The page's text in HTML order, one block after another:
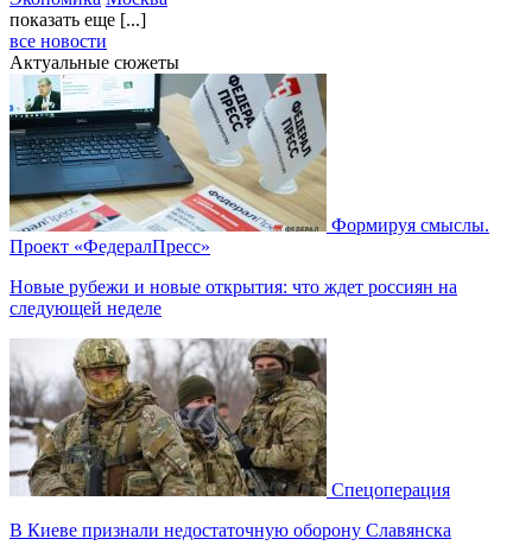
показать еще [...]
все новости
Актуальные сюжеты
Формируя смыслы.
Проект «ФедералПресс»
Новые рубежи и новые открытия: что ждет россиян на
следующей неделе
Спецоперация
В Киеве признали недостаточную оборону Славянска